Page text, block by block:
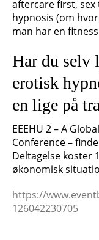
aftercare first, sex
hypnosis (om
man har en
Har du selv
erotisk
en lige på
EEEHU 2 – A
Conference – f
Deltagelse koster
økonomisk
https://
126042230705